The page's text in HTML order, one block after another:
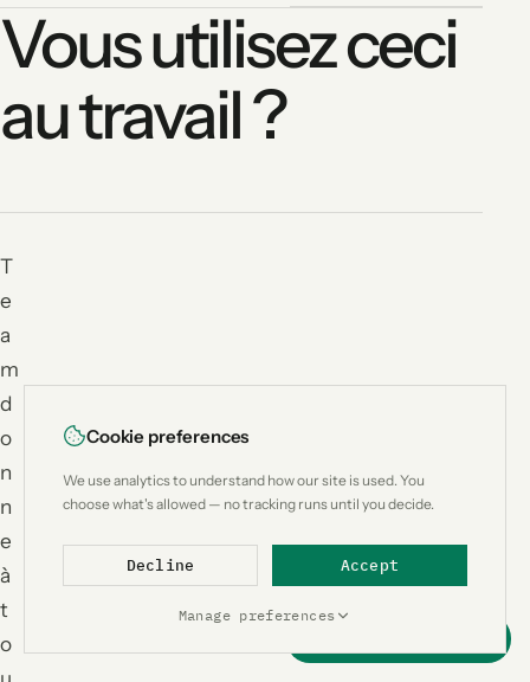
Vous utilisez ceci
au travail ?
T
e
a
m
d
o
n
n
e
à
t
o
Cookie preferences
We use analytics to understand how our site is used. You
choose what's allowed — no tracking runs until you decide.
Decline Accept
Manage preferences